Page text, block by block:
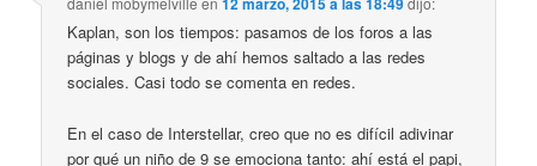
Kaplan, son los tiempos: pasamos de los foros a las
páginas y blogs y de ahí hemos saltado a las redes
sociales. Casi todo se comenta en redes.
En el caso de Interstellar, creo que no es difícil adivinar
por qué un niño de 9 se emociona tanto: ahí está el papi,